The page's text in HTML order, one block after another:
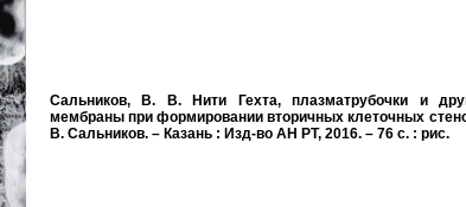
Сальников, В. В. Нити Гехта, плазматрубочки и
мембраны при формировании вторичных клеточных
В. Сальников. – Казань : Изд-во АН РТ, 2016. – 76 с. : рис.